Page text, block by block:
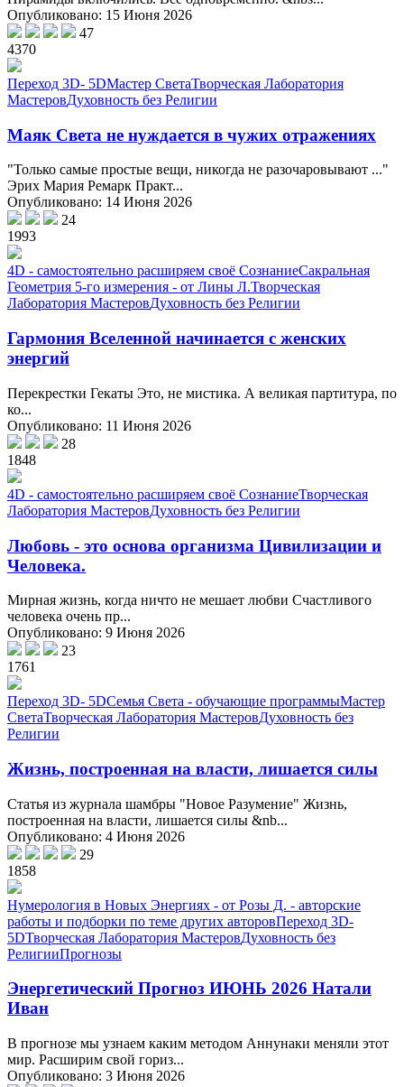
Опубликовано: 15 Июня 2026
47
4370
Переход 3D- 5DМастер СветаТворческая Лаборатория
МастеровДуховность без Религии
Маяк Света не нуждается в чужих отражениях
"Только самые простые вещи, никогда не разочаровывают ..."
Эрих Мария Ремарк Практ...
Опубликовано: 14 Июня 2026
24
1993
4D - самостоятельно расширяем своё СознаниеСакральная
Геометрия 5-го измерения - от Лины Л.Творческая
Лаборатория МастеровДуховность без Религии
Гармония Вселенной начинается с женских
энергий
Перекрестки Гекаты Это, не мистика. А великая партитура, по
ко...
Опубликовано: 11 Июня 2026
28
1848
4D - самостоятельно расширяем своё СознаниеТворческая
Лаборатория МастеровДуховность без Религии
Любовь - это основа организма Цивилизации и
Человека.
Мирная жизнь, когда ничто не мешает любви Счастливого
человека очень пр...
Опубликовано: 9 Июня 2026
23
1761
Переход 3D- 5DСемья Света - обучающие программыМастер
СветаТворческая Лаборатория МастеровДуховность без
Религии
Жизнь, построенная на власти, лишается силы
Статья из журнала шамбры "Новое Разумение" Жизнь,
построенная на власти, лишается силы &nb...
Опубликовано: 4 Июня 2026
29
1858
Нумерология в Новых Энергиях - от Розы Д. - авторские
работы и подборки по теме других авторовПереход 3D-
5DТворческая Лаборатория МастеровДуховность без
РелигииПрогнозы
Энергетический Прогноз ИЮНЬ 2026 Натали
Иван
В прогнозе мы узнаем каким методом Аннунаки меняли этот
мир. Расширим свой гориз...
Опубликовано: 3 Июня 2026